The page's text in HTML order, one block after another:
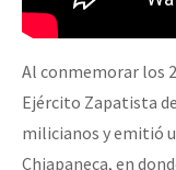
Al conmemorar los
Ejército Zapatista
milicianos y emitió
Chiapaneca, en